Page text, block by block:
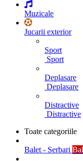
Muzicale
Jucarii exterior
Sport
Sport
Deplasare
Deplasare
Distractive
Distractive
Toate categoriile
Balet - Serbari